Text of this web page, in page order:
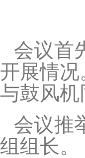
会议首
开展情
与鼓风
会议推
组组长。